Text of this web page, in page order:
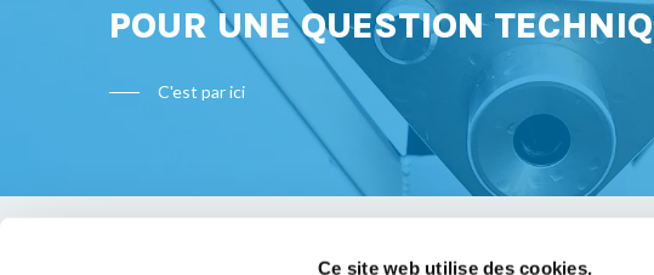
Ce site web utilise des cookies.
POUR UNE QUESTION
C'est par ici